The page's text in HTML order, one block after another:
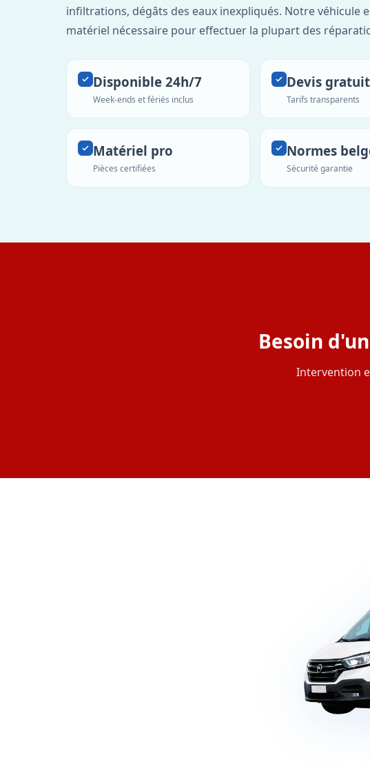
infiltrations, dégâts des eaux inexpliqués. Notre véhicule
matériel nécessaire pour effectuer la plupart des
Disponible 24h/7
Week-ends et fériés inclus
Devis gratuit
Tarifs transparents
Matériel pro
Pièces certifiées
Normes
Sécurité garantie
Besoin
Intervention